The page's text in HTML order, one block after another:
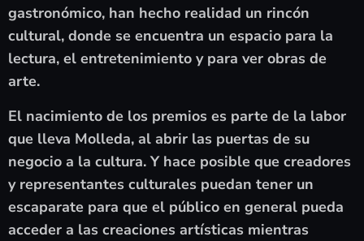
gastronómico, han hecho realidad un rincón
cultural, donde se encuentra un espacio para la
lectura, el entretenimiento y para ver obras de
arte.
El nacimiento de los premios es parte de la labor
que lleva Molleda, al abrir las puertas de su
negocio a la cultura. Y hace posible que creadores
y representantes culturales puedan tener un
escaparate para que el público en general pueda
acceder a las creaciones artísticas mientras